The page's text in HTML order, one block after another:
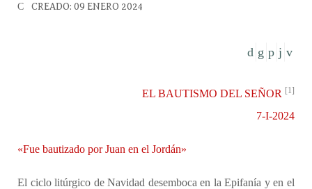
CREADO: 09 ENERO 2024
EL BAUTISMO DEL SEÑOR [1]
7-I-2024
«Fue bautizado por Juan en el Jordán»
El ciclo litúrgico de Navidad desemboca en la Epifanía y en el